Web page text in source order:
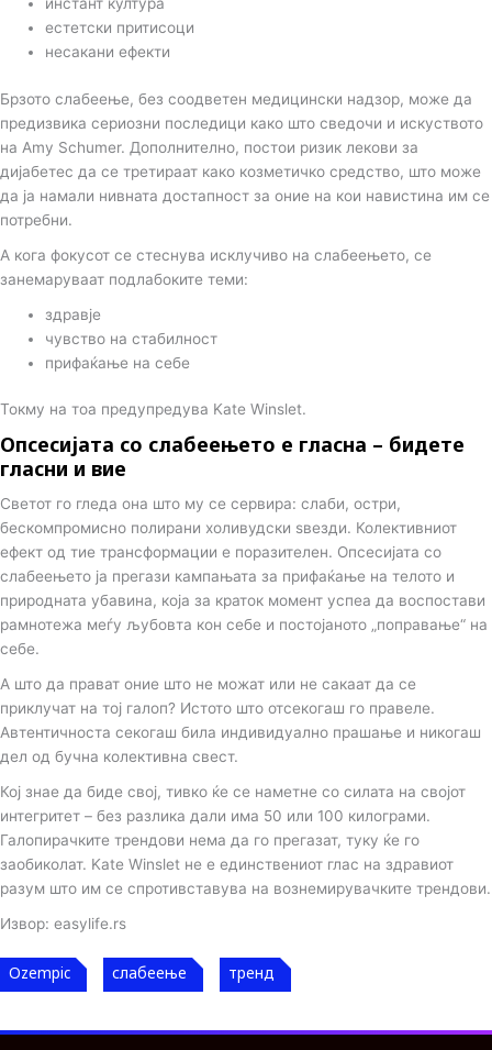
естетски притисоци
несакани ефекти
Брзото слабеење, без соодветен медицински надзор, може да
предизвика сериозни последици како што сведочи и искуството
на Amy Schumer. Дополнително, постои ризик лекови за
дијабетес да се третираат како козметичко средство, што може
да ја намали нивната достапност за оние на кои навистина им се
потребни.
А кога фокусот се стеснува исклучиво на слабеењето, се
занемаруваат подлабоките теми:
здравје
чувство на стабилност
прифаќање на себе
Токму на тоа предупредува Kate Winslet.
Опсесијата со слабеењето е гласна – бидете
гласни и вие
Светот го гледа она што му се сервира: слаби, остри,
бескомпромисно полирани холивудски ѕвезди. Колективниот
ефект од тие трансформации е поразителен. Опсесијата со
слабеењето ја прегази кампањата за прифаќање на телото и
природната убавина, која за краток момент успеа да воспостави
рамнотежа меѓу љубовта кон себе и постојаното „поправање“ на
себе.
А што да прават оние што не можат или не сакаат да се
приклучат на тој галоп? Истото што отсекогаш го правеле.
Автентичноста секогаш била индивидуално прашање и никогаш
дел од бучна колективна свест.
Кој знае да биде свој, тивко ќе се наметне со силата на својот
интегритет – без разлика дали има 50 или 100 килограми.
Галопирачките трендови нема да го прегазат, туку ќе го
заобиколат. Kate Winslet не е единствениот глас на здравиот
разум што им се спротивставува на вознемирувачките трендови.
Извор: easylife.rs
Ozempic слабеење тренд